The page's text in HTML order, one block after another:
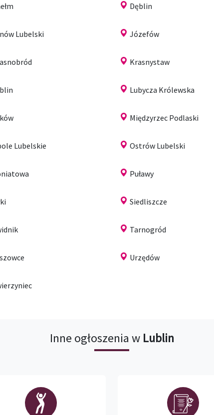
Dęblin
Lubelski Józefów
Krasnystaw
Lubycza Królewska
Międzyrzec Podlaski
Lubelskie Ostrów Lubelski
Puławy
Siedliszcze
Tarnogród
Urzędów
Inne ogłoszenia w Lublin